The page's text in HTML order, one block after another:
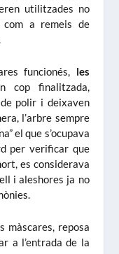
utilitzades no
com a remeis de
funcionés, les
cop finalitzada,
polir i deixaven
l’arbre sempre
el que s’ocupava
per verificar que
es considerava
i aleshores ja no
màscares, reposa
a l’entrada de la